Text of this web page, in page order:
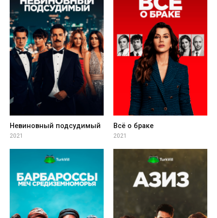
Невиновный подсудимый
2021
Всё о браке
2021